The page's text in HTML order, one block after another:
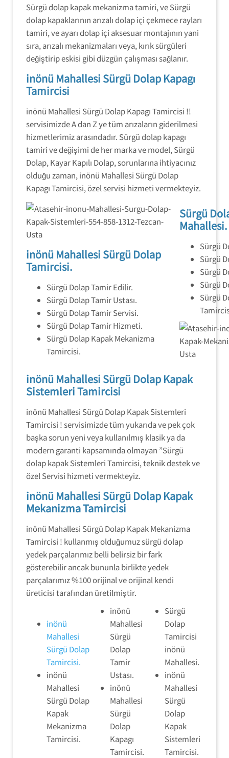
Sürgü dolap kapak mekanizma tamiri, ve Sürgü
dolap kapaklarının arızalı dolap içi çekmece rayları
tamiri, ve ayarı dolap içi aksesuar montajının yani
sıra, arızalı mekanizmaları veya, kırık sürgüleri
değiştirip eskisi gibi düzgün çalışması sağlanır.
inönü Mahallesi Sürgü Dolap Kapagı
Tamircisi
inönü Mahallesi Sürgü Dolap Kapagı Tamircisi !!
servisimizde A dan Z ye tüm arızaların giderilmesi
hizmetlerimiz arasındadır. Sürgü dolap kapagı
tamiri ve değişimi de her marka ve model, Sürgü
Dolap, Kayar Kapılı Dolap, sorunlarına ihtiyacınız
olduğu zaman, inönü Mahallesi Sürgü Dolap
Kapagı Tamircisi, özel servisi hizmeti vermekteyiz.
inönü Mahallesi Sürgü Dolap
Tamircisi.
Sürgü Dolap Tamir Edilir.
Sürgü Dolap Tamir Ustası.
Sürgü Dolap Tamir Servisi.
Sürgü Dolap Tamir Hizmeti.
Sürgü Dolap Kapak Mekanizma
Tamircisi.
Sürgü
Mahallesi.
Sürgü
Sürgü
Sürgü
Sürgü
Sürgü
inönü Mahallesi Sürgü Dolap Kapak
Sistemleri Tamircisi
inönü Mahallesi Sürgü Dolap Kapak Sistemleri
Tamircisi ! servisimizde tüm yukarıda ve pek çok
başka sorun yeni veya kullanılmış klasik ya da
modern garanti kapsamında olmayan ”Sürgü
dolap kapak Sistemleri Tamircisi, teknik destek ve
özel Servisi hizmeti vermekteyiz.
inönü Mahallesi Sürgü Dolap Kapak
Mekanizma Tamircisi
inönü Mahallesi Sürgü Dolap Kapak Mekanizma
Tamircisi ! kullanmış olduğumuz sürgü dolap
yedek parçalarımız belli belirsiz bir fark
gösterebilir ancak bununla birlikte yedek
parçalarımız %100 orijinal ve orijinal kendi
üreticisi tarafından üretilmiştir.
inönü
Mahallesi
Sürgü Dolap
Tamircisi.
inönü
Mahallesi
Sürgü Dolap
Kapak
Mekanizma
Tamircisi.
inönü
Mahallesi
Sürgü
Dolap
Tamir
Ustası.
inönü
Mahallesi
Sürgü
Dolap
Kapagı
Tamircisi.
Sürgü
Dolap
Tamircisi
inönü
Mahallesi.
inönü
Mahallesi
Sürgü
Dolap
Kapak
Sistemleri
Tamircisi.